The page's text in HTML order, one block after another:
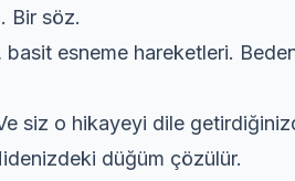
Bir söz.
esneme hareketleri.
siz o hikayeyi dile
düğüm çözülür.